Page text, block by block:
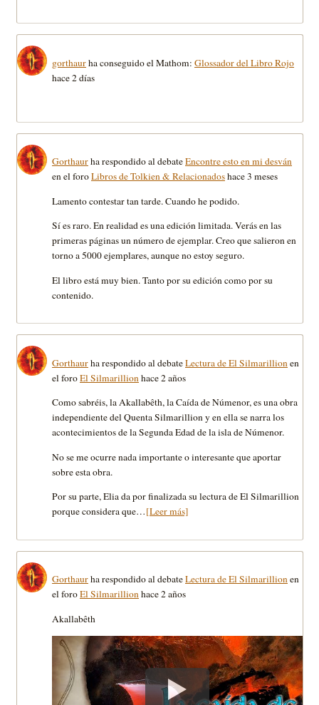
gorthaurha conseguido el Mathom: Glossador del Libro Rojo
hace 2 días
Gorthaurha respondido al debateEncontre esto en mi desván
en el foroLibros de Tolkien & Relacionadoshace 3 meses
Lamento contestar tan tarde. Cuando he podido.
Sí es raro. En realidad es una edición limitada. Verás en las
primeras páginas un número de ejemplar. Creo que salieron en
torno a 5000 ejemplares, aunque no estoy seguro.
El libro está muy bien. Tanto por su edición como por su
contenido.
Gorthaurha respondido al debateLectura de El Silmarillionen
el foroEl Silmarillionhace 2 años
Como sabréis, la Akallabêth, la Caída de Númenor, es una obra
independiente del Quenta Silmarillion y en ella se narra los
acontecimientos de la Segunda Edad de la isla de Númenor.
No se me ocurre nada importante o interesante que aportar
sobre esta obra.
Por su parte, Elia da por finalizada su lectura de El Silmarillion
porque considera que…[Leer más]
Gorthaurha respondido al debateLectura de El Silmarillionen
el foroEl Silmarillionhace 2 años
Akallabêth